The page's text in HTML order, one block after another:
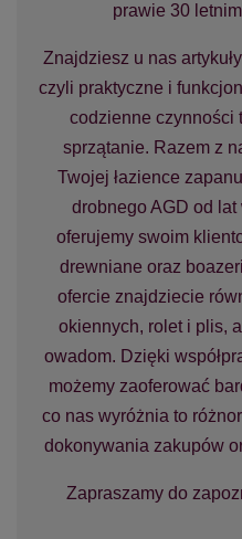
prawie 30
Znajdziesz u nas
czyli praktyczne i
codzienne czynności
sprzątanie. Razem z
Twojej łazience
drobnego AGD od
oferujemy swoim
drewniane oraz
ofercie znajdziecie
okiennych, rolet i plis,
owadom. Dzięki
możemy zaoferować
co nas wyróżnia to
dokonywania zakupów
Zapraszamy do